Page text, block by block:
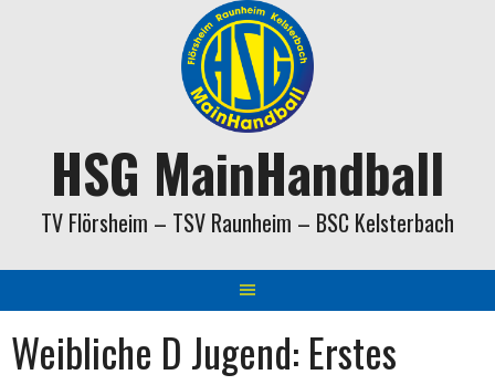
HSG MainHandball
TV Flörsheim – TSV Raunheim – BSC Kelsterbach
Weibliche D Jugend: Erstes